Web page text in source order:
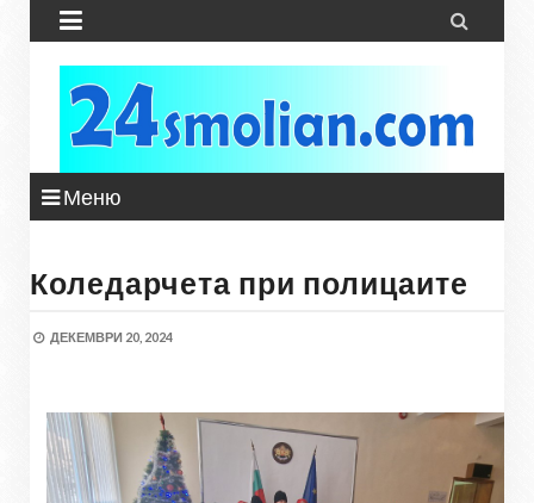
 
Меню
Коледарчета при полицаите
ДЕКЕМВРИ 20, 2024